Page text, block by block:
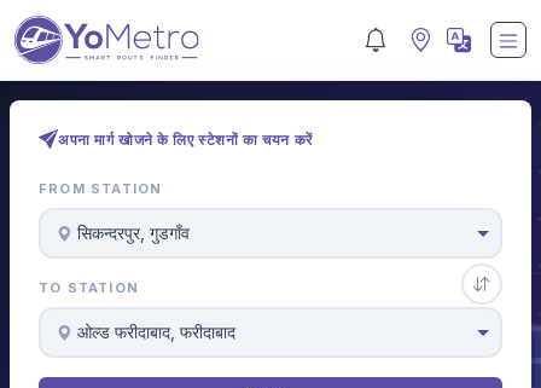
अपना मार्ग खोजने के लिए स्टेशनों का चयन करें
FROM STATION
सिकन्दरपुर, गुडगाँव
TO STATION
ओल्ड फरीदाबाद, फरीदाबाद